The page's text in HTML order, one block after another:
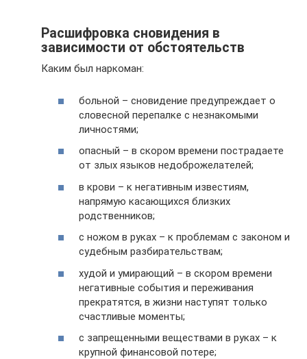
Расшифровка сновидения в
зависимости от обстоятельств
Каким был наркоман:
больной – сновидение предупреждает о
словесной перепалке с незнакомыми
личностями;
опасный – в скором времени пострадаете
от злых языков недоброжелателей;
в крови – к негативным известиям,
напрямую касающихся близких
родственников;
с ножом в руках – к проблемам с законом и
судебным разбирательствам;
худой и умирающий – в скором времени
негативные события и переживания
прекратятся, в жизни наступят только
счастливые моменты;
с запрещенными веществами в руках – к
крупной финансовой потере;